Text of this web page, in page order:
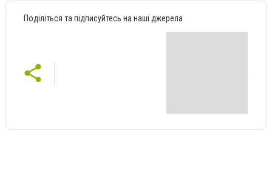
Поділіться та підписуйтесь на наші джерела